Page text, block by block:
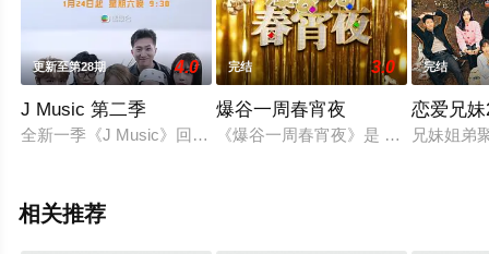
更新至第28期 4.0
J Music 第二季
全新一季《J Music》回归！本次回归不仅延续了潮流音乐的核
完结 3.0
爆谷一周春宵夜
《爆谷一周春宵夜》是 ViuTV 为
完结
恋爱兄妹
兄妹姐弟
相关推荐